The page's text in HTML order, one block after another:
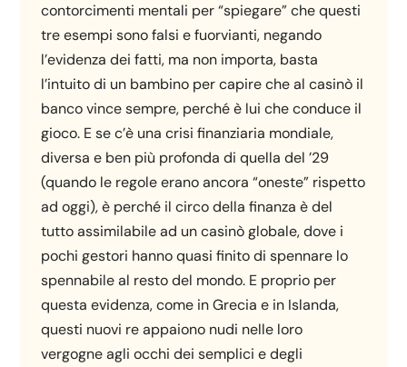
contorcimenti mentali per “spiegare” che questi
tre esempi sono falsi e fuorvianti, negando
l’evidenza dei fatti, ma non importa, basta
l’intuito di un bambino per capire che al casinò il
banco vince sempre, perché è lui che conduce il
gioco. E se c’è una crisi finanziaria mondiale,
diversa e ben più profonda di quella del ’29
(quando le regole erano ancora “oneste” rispetto
ad oggi), è perché il circo della finanza è del
tutto assimilabile ad un casinò globale, dove i
pochi gestori hanno quasi finito di spennare lo
spennabile al resto del mondo. E proprio per
questa evidenza, come in Grecia e in Islanda,
questi nuovi re appaiono nudi nelle loro
vergogne agli occhi dei semplici e degli